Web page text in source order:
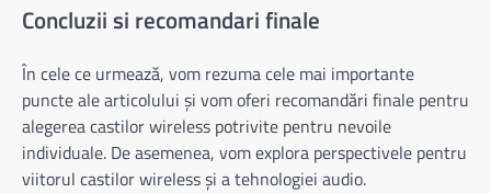
Concluzii si recomandari finale
În cele ce urmează, vom rezuma cele mai importante
puncte ale articolului și vom oferi recomandări finale pentru
alegerea castilor wireless potrivite pentru nevoile
individuale. De asemenea, vom explora perspectivele pentru
viitorul castilor wireless și a tehnologiei audio.